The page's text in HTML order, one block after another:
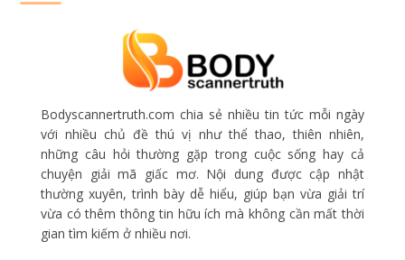
Bodyscannertruth.com chia sẻ nhiều tin tức mỗi ngày
với nhiều chủ đề thú vị như thể thao, thiên nhiên,
những câu hỏi thường gặp trong cuộc sống hay cả
chuyện giải mã giấc mơ. Nội dung được cập nhật
thường xuyên, trình bày dễ hiểu, giúp bạn vừa giải trí
vừa có thêm thông tin hữu ích mà không cần mất thời
gian tìm kiếm ở nhiều nơi.